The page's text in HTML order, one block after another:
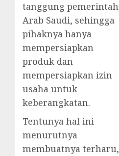
tanggung pemerintah
Arab Saudi, sehingga
pihaknya hanya
mempersiapkan
produk dan
mempersiapkan izin
usaha untuk
keberangkatan.
Tentunya hal ini
menurutnya
membuatnya terharu,